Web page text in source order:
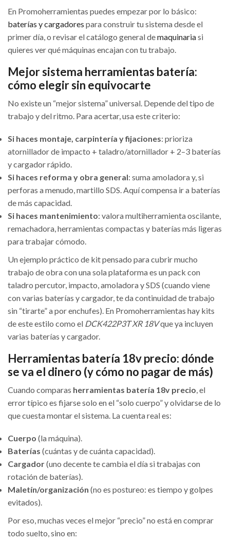
En Promoherramientas puedes empezar por lo básico:
baterías y cargadores para construir tu sistema desde el
primer día, o revisar el catálogo general demaquinariasi
quieres ver qué máquinas encajan con tu trabajo.
Mejor sistema herramientas batería:
cómo elegir sin equivocarte
No existe un “mejor sistema” universal. Depende del tipo de
trabajo y del ritmo. Para acertar, usa este criterio:
Si haces montaje, carpintería y fijaciones: prioriza
atornillador de impacto + taladro/atornillador + 2–3 baterías
y cargador rápido.
Si haces reforma y obra general: suma amoladora y, si
perforas a menudo, martillo SDS. Aquí compensa ir a baterías
de más capacidad.
Si haces mantenimiento: valora multiherramienta oscilante,
remachadora, herramientas compactas y baterías más ligeras
para trabajar cómodo.
Un ejemplo práctico de kit pensado para cubrir mucho
trabajo de obra con una sola plataforma es un pack con
taladro percutor, impacto, amoladora y SDS (cuando viene
con varias baterías y cargador, te da continuidad de trabajo
sin “tirarte” a por enchufes). En Promoherramientas hay kits
de este estilo como el DCK422P3T XR 18Vque ya incluyen
varias baterías y cargador.
Herramientas batería 18v precio: dónde
se va el dinero (y cómo no pagar de más)
Cuando comparas herramientas batería 18v precio, el
error típico es fijarse solo en el “solo cuerpo” y olvidarse de lo
que cuesta montar el sistema. La cuenta real es:
Cuerpo (la máquina).
Baterías (cuántas y de cuánta capacidad).
Cargador(uno decente te cambia el día si trabajas con
rotación de baterías).
Maletín/organización (no es postureo: es tiempo y golpes
evitados).
Por eso, muchas veces el mejor “precio” no está en comprar
todo suelto, sino en: